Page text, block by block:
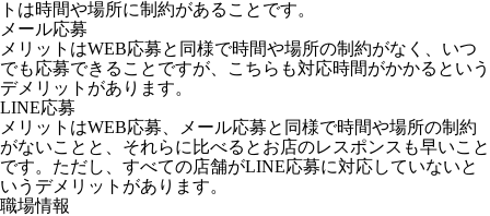
トは時間や場所に制約があることです。
メール応募
メリットはWEB応募と同様で時間や場所の制約がなく、いつ
でも応募できることですが、こちらも対応時間がかかるという
デメリットがあります。
LINE応募
メリットはWEB応募、メール応募と同様で時間や場所の制約
がないことと、それらに比べるとお店のレスポンスも早いこと
です。ただし、すべての店舗がLINE応募に対応していないと
いうデメリットがあります。
職場情報